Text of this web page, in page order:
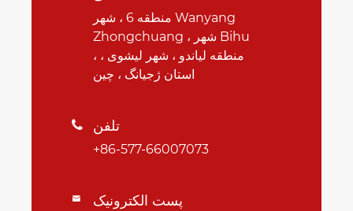
منطقه 6 ، شهر Wanyang
Zhongchuang ، شهر Bihu
، منطقه لیاندو ، شهر لیشوی ،
استان ژجیانگ ، چین
 تلفن
+86-577-66007073
 پست الکترونیک